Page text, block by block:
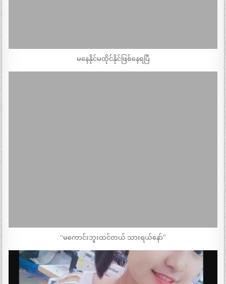
မနေနိုင်မထိုင်နိုင်ဖြစ်နေရပြီ
“မကောင်းဘူးထင်တယ် သားရယ်နော်”